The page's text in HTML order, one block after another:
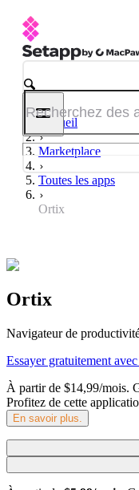
Accueil
Marketplace
Toutes les apps
Ortix
Ortix
Navigateur de
Essayer gratuitement
À partir de $14,99/mois.
Profitez de cette
En savoir plus.